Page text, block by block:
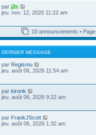
par j2c
o
l
e
d
e
r
n
i
e
m
e
s
e
jeu. nov. 12, 2020 11:22 am
10 announcements • Page
DERNIER MESSAGE
par Regismu
o
e
d
r
n
i
jeu. août 06, 2026 11:54 am
par kironk
o
e
d
jeu. août 06, 2026 9:22 am
par FrankJScott
o
jeu. août 06, 2026 1:32 am